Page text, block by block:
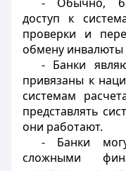
доступ к
проверки и
обмену инвалюты
- Банки
привязаны к
системам
представлять
они работают.
- Банки
сложными